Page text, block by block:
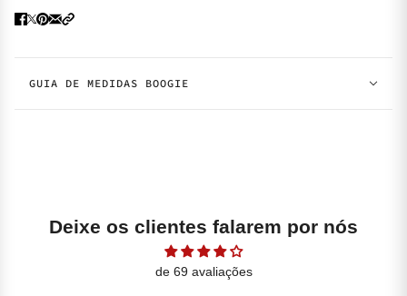
GUIA DE MEDIDAS BOOGIE
Deixe os clientes falarem por nós
de 69 avaliações